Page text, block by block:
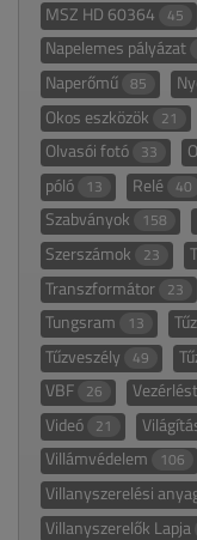
MSZ HD 60364 45
Napelemes pályázat
Naperőmű 85
Okos eszközök 21
Olvasói fotó 33
póló 13 Relé 40
Szabványok 158
Szerszámok 23
Transzformátor 23
Tungsram 13 Tűz
Tűzveszély 49
VBF 26
Videó 21
Villámvédelem 106
Villanyszerelési
Villanyszerelők Lapja